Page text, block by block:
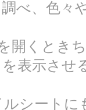
べ、色々
を開くと
表示させ
シートに